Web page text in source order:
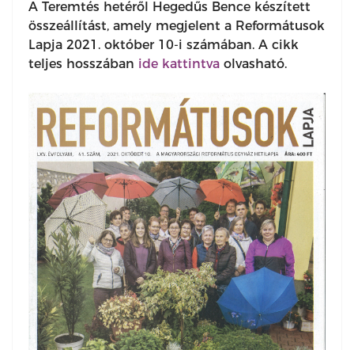
A Teremtés hetéről Hegedűs Bence készített
összeállítást, amely megjelent a Reformátusok
Lapja 2021. október 10-i számában. A cikk
teljes hosszában ide kattintva olvasható.